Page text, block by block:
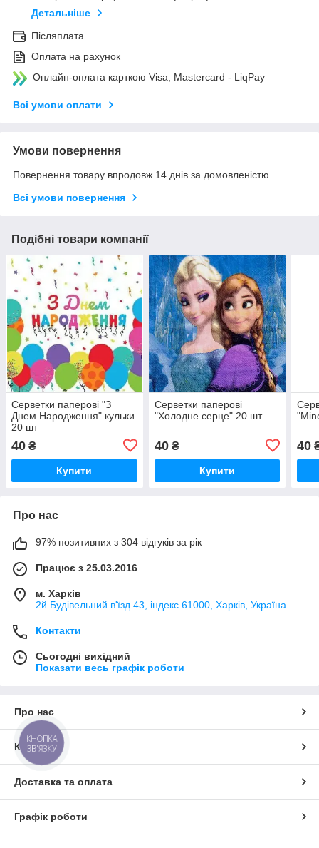
Детальніше
Післяплата
Оплата на рахунок
Онлайн-оплата карткою Visa, Mastercard - LiqPay
Всі умови оплати
Умови повернення
Повернення товару впродовж 14 днів за домовленістю
Всі умови повернення
Подібні товари компанії
Серветки паперові "З
Днем Народження" кульки
20 шт
40 ₴
Купити
Серветки паперові
"Холодне серце" 20 шт
40₴
Купити
40
Про нас
97% позитивних з 304 відгуків за рік
Працює з 25.03.2016
м. Харків
2й Будівельний в'їзд 43, індекс 61000, Харків, Україна
Контакти
Сьогодні вихідний
Показати весь графік роботи
Про нас
Контакти
Доставка та оплата
Графік роботи
КНОПКА
ЗВ'ЯЗКУ